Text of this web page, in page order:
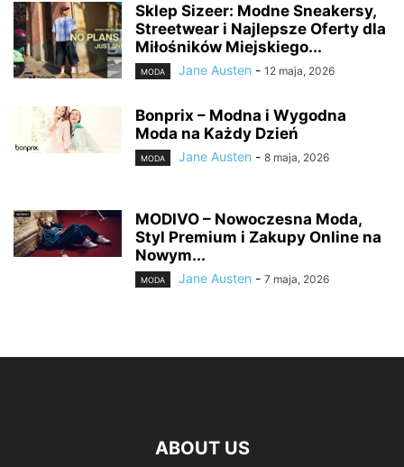
Sklep Sizeer: Modne Sneakersy,
Streetwear i Najlepsze Oferty dla
Miłośników Miejskiego...
MODA Jane Austen - 12 maja, 2026
Bonprix – Modna i Wygodna
Moda na Każdy Dzień
MODA Jane Austen - 8 maja, 2026
MODIVO – Nowoczesna Moda,
Styl Premium i Zakupy Online na
Nowym...
MODA Jane Austen - 7 maja, 2026
ABOUT US